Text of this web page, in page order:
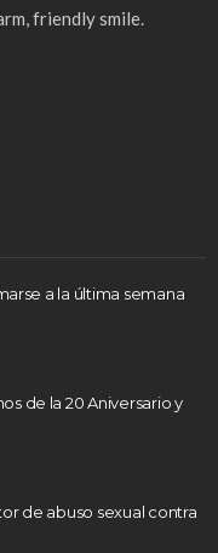
friendly smile.
a la última semana
de la 20 Aniversario y
de abuso sexual contra